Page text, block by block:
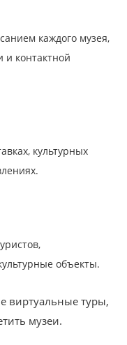
каждого музея,
и контактной
культурных
объекты.
виртуальные туры,
музеи.